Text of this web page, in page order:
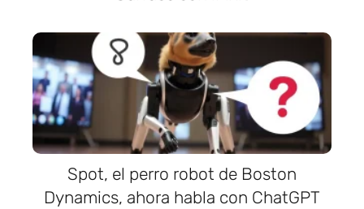
Spot, el perro robot de Boston
Dynamics, ahora habla con ChatGPT